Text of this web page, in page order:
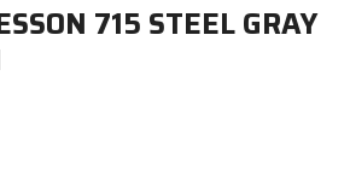
715 STEEL GRAY